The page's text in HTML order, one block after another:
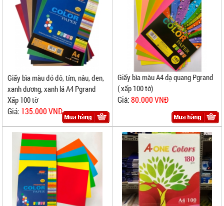
Giấy bìa màu đỏ đô, tím, nâu, đen,
xanh dương, xanh lá A4 Pgrand
Xấp 100 tờ
Giá: 135.000 VNĐ
Giấy bìa màu A4 dạ quang Pgrand
( xấp 100 tờ)
Giá:80.000 VNĐ